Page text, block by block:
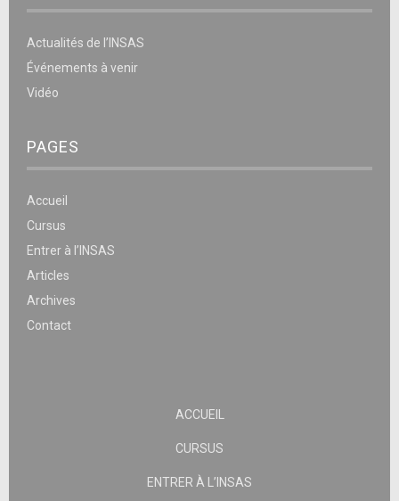
Actualités de l’INSAS
Événements à venir
Vidéo
PAGES
Accueil
Cursus
Entrer à l’INSAS
Articles
Archives
Contact
ACCUEIL
CURSUS
ENTRER À L’INSAS